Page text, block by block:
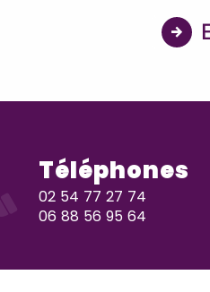
Téléphones
02 54 77 27 74
06 88 56 95 64